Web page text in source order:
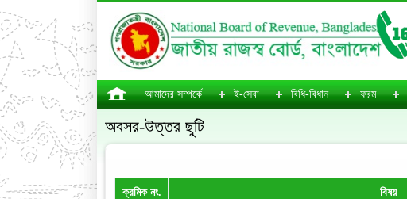
আমাদের সম্পর্কে ই-সেবা বিধি-বিধান ফরম
অবসর-উত্তর ছুটি
ক্রমিক নং. বিষয়